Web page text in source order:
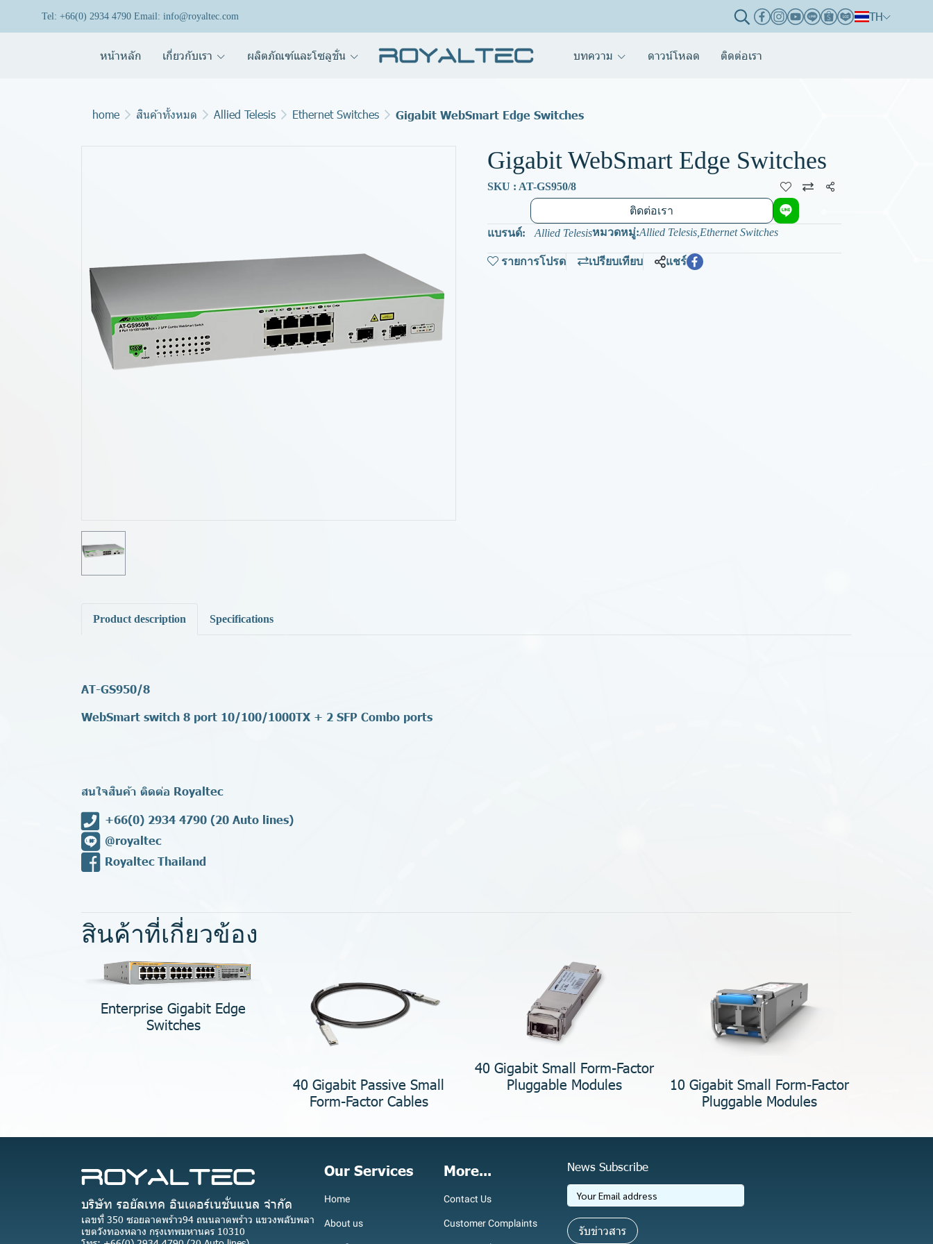
Tel: +66(0) 2934 4790 Email: info@royaltec.com TH
หน้าหลัก เกี่ยวกับเรา ผลิตภัณฑ์และโซลูชั่น บทความ ดาวน์โหลด ติดต่อเรา
home สินค้าทั้งหมด Allied Telesis Ethernet Switches Gigabit WebSmart Edge Switches
Gigabit WebSmart Edge Switches
SKU : AT-GS950/8
แชร์
ติดต่อเรา
แบรนด์:
Allied Telesisหมวดหมู่:Allied Telesis Ethernet Switches
รายการโปรด เปรียบเทียบ แชร์
Product description Specifications
AT-GS950/8
WebSmart switch 8 port 10/100/1000TX + 2 SFP Combo ports
สนใจสินค้า ติดต่อ Royaltec
+66(0) 2934 4790 (20 Auto lines)
@royaltec
Royaltec Thailand
สินค้าที่เกี่ยวข้อง
Enterprise Gigabit Edge
Switches
40 Gigabit Passive Small
Form-Factor Cables
40 Gigabit Small Form-Factor
Pluggable Modules
10 Gigabit Small Form-Factor
Pluggable Modules
บริษัท รอยัลเทค อินเตอร์เนชั่นแนล จำกัด
เลขที่ 350 ซอยลาดพร้าว94 ถนนลาดพร้าว แขวงพลับพลา
เขตวังทองหลาง กรุงเทพมหานคร 10310
Our Services
Home
About us
More...
Contact Us
Customer Complaints
News Subscribe
รับข่าวสาร